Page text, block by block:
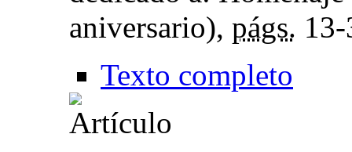
aniversario), págs.
Texto completo